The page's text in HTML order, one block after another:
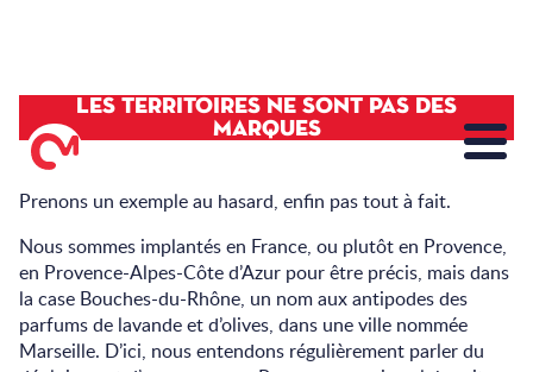
LES TERRITOIRES NE SONT PAS DES
MARQUES
Prenons un exemple au hasard, enfin pas tout à fait.
Nous sommes implantés en France, ou plutôt en Provence,
en Provence-Alpes-Côte d’Azur pour être précis, mais dans
la case Bouches-du-Rhône, un nom aux antipodes des
parfums de lavande et d’olives, dans une ville nommée
Marseille. D’ici, nous entendons régulièrement parler du